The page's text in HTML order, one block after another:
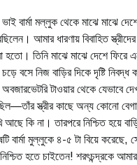
বার্মা মল্লুক থেকে মাঝে মাঝে
আমার ধারণায় বিবাহিত
হতো। তিনি মাঝে মাঝে দেশে ফিরে
বসে নিজ বাড়ির দিকে দৃষ্টি নিবদ্ধ
টাওয়ার থেকে যেভাবে
স্ত্রীর কাছে অন্য কোনো
আছে কি না। তারপরে নিশ্চিত হয়ে
বার্মা মুল্লুকে ৪-৫ টা বিয়ে করেছে,
নিশ্চিত হতে চাইতেন! শরৎচন্দ্রকে